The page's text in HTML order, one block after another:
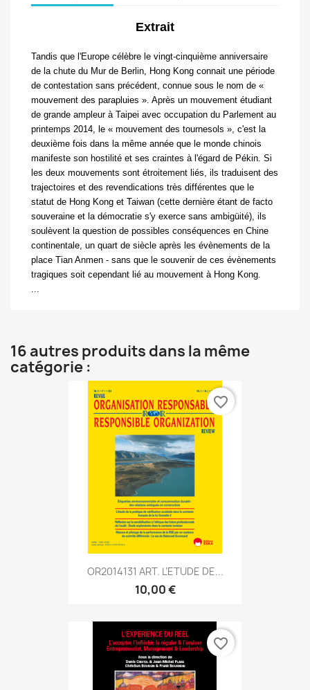
Extrait
Tandis que l'Europe célèbre le vingt-cinquième anniversaire
de la chute du Mur de Berlin, Hong Kong connait une période
de contestation sans précédent, connue sous le nom de «
mouvement des parapluies ». Après un mouvement étudiant
de grande ampleur à Taipei avec occupation du Parlement au
printemps 2014, le « mouvement des tournesols », c'est la
deuxième fois dans la même année que le monde chinois
manifeste son hostilité et ses craintes à l'égard de Pékin. Si
les deux mouvements sont étroitement liés, ils traduisent des
trajectoires et des revendications très différentes que le
statut de Hong Kong et Taiwan (cette dernière étant de facto
souveraine et la démocratie s'y exerce sans ambigüité), ils
soulèvent la question de possibles conséquences en Chine
continentale, un quart de siècle après les évènements de la
place Tian Anmen - sans que le souvenir de ces évènements
tragiques soit cependant lié au mouvement à Hong Kong.
...
16 autres produits dans la même
catégorie :
OR2014131 ART. L’ETUDE DE...
10,00 €
favorite_border
favorite_border